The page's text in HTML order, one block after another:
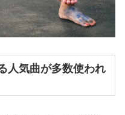
人気曲が多数使われ